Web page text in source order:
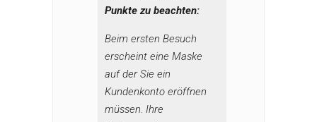
Punkte zu beachten:
Beim ersten Besuch
erscheint eine Maske
auf der Sie ein
Kundenkonto eröffnen
müssen. Ihre